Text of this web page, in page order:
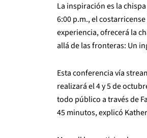
La inspiración es la
6:00 p.m., el
experiencia, ofrecerá la
allá de las fronteras: Un
Esta conferencia vía
realizará el 4 y 5 de
todo público a través de
45 minutos, explicó